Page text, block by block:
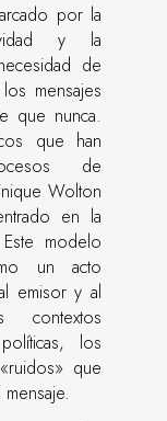
por la
y la
de
mensajes
que nunca.
que han
de
Wolton
en la
modelo
un acto
emisor y al
los
que